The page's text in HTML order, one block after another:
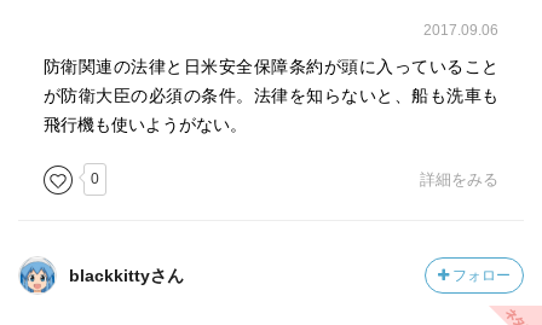
2017.09.06
防衛関連の法律と日米安全保障条約が頭に入っていること
が防衛大臣の必須の条件。法律を知らないと、船も洗車も
飛行機も使いようがない。
0 詳細をみる
blackkittyさん フォロー